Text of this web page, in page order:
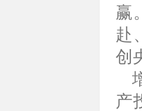
赢
赴
创
产